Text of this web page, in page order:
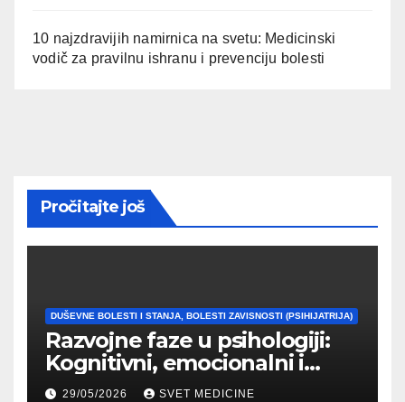
10 najzdravijih namirnica na svetu: Medicinski
vodič za pravilnu ishranu i prevenciju bolesti
Pročitajte još
DUŠEVNE BOLESTI I STANJA, BOLESTI ZAVISNOSTI (PSIHIJATRIJA)
Razvojne faze u psihologiji:
Kognitivni, emocionalni i
moralni razvoj čoveka
29/05/2026 SVET MEDICINE